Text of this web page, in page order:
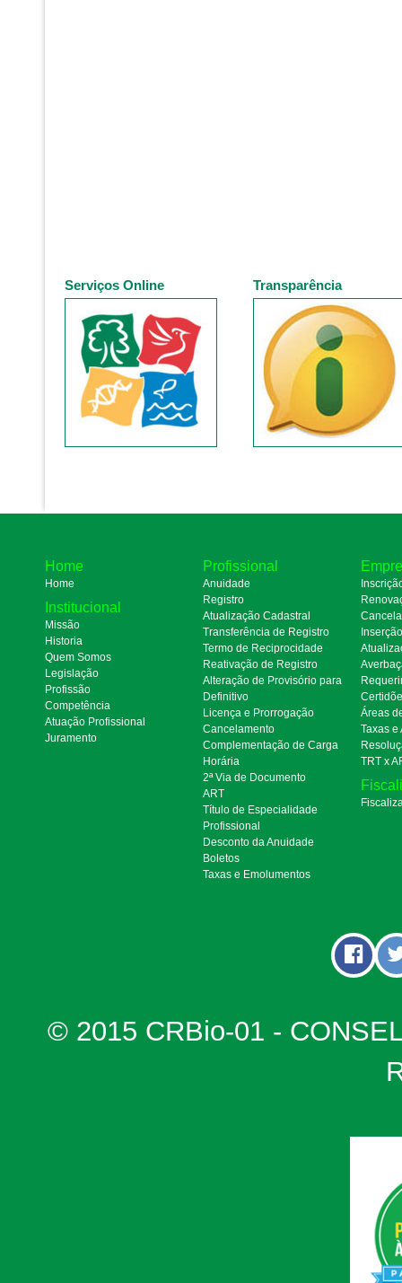
Serviços Online Transparência
Home
Home
Institucional
Missão
Historia
Quem Somos
Legislação
Profissão
Competência
Atuação Profissional
Juramento
Profissional
Anuidade
Registro
Atualização Cadastral
Transferência de Registro
Termo de Reciprocidade
Reativação de Registro
Alteração de Provisório para
Definitivo
Licença e Prorrogação
Cancelamento
Complementação de Carga
Horária
2ª Via de Documento
ART
Título de Especialidade
Profissional
Desconto da Anuidade
Boletos
Taxas e Emolumentos
Áreas
Taxas e
TRT x
© 2015 CRBio-01 -